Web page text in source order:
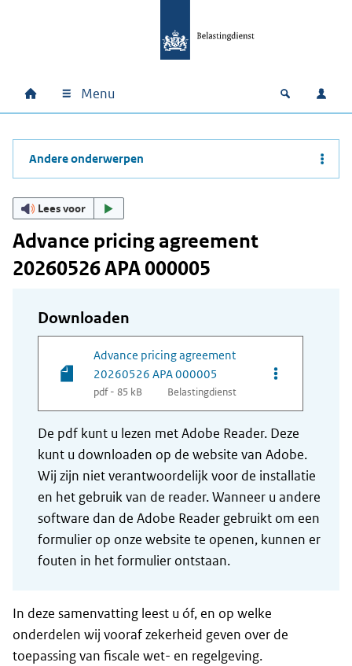
Hoofdnavigatie
Home Menu Open
Andere onderwerpen
Lees voor
Advance pricing agreement
20260526 APA 000005
Downloaden
Advance pricing agreement
20260526 APA 000005
pdf - 85 kB Belastingdienst
Opties van
De pdf kunt u lezen met Adobe Reader. Deze
kunt u downloaden op de website van Adobe.
Wij zijn niet verantwoordelijk voor de installatie
en het gebruik van de reader. Wanneer u andere
software dan de Adobe Reader gebruikt om een
formulier op onze website te openen, kunnen er
fouten in het formulier ontstaan.
In deze samenvatting leest u óf, en op welke
onderdelen wij vooraf zekerheid geven over de
toepassing van fiscale wet- en regelgeving.